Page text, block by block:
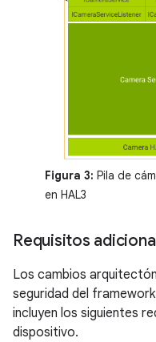
Figura 3: Pila de
en HAL3
Requisitos
Los cambios
seguridad del
incluyen los siguientes
dispositivo.